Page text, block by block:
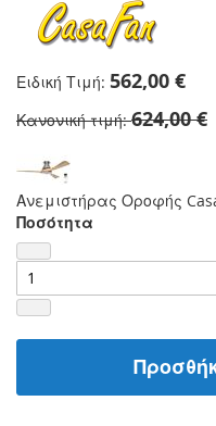
Ειδική Τιμή 562,00 €
Κανονική τιμή 624,00 €
Ανεμιστήρας Οροφής
Ποσότητα